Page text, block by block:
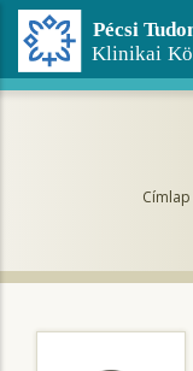
Ugrás
tartalomra
Címlap